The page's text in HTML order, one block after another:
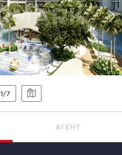
1 7
АГЕНТ